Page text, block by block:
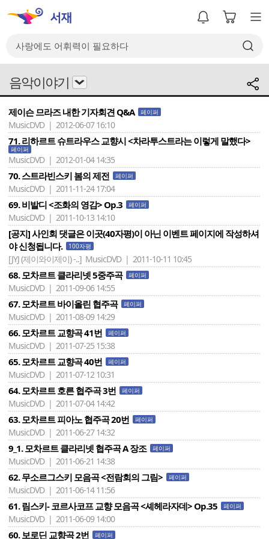
음악이야기
제이슨 므라즈 내한 기자회견 Q&A 페이퍼
MusicDVD | 2012-06-07 16:10
71. 리하르트 슈트라우스 교향시 <차라투스트라는 이렇게 말했다>
페이퍼
MusicDVD | 2012-01-04 14:35
70. 스트라빈스키 봄의 제전 페이퍼
MusicDVD | 2011-11-24 17:04
69. 비발디 <조화의 영감> Op.3 페이퍼
MusicDVD | 2011-10-13 14:10
[공지] 사인회 댓글은 이곳(40자평)이 아닌 이벤트 페이지에 작성하셔
야 신청됩니다.
100자평
[JYJ (제이와이제이) -..] MusicDVD | 2011-10-11 10:45
68. 모차르트 클라리넷 5중주곡 페이퍼
MusicDVD | 2011-09-06 14:55
67. 모차르트 바이올린 협주곡 페이퍼
MusicDVD | 2011-08-09 14:29
66. 모차르트 교향곡 41번 페이퍼
MusicDVD | 2011-07-25 15:38
65. 모차르트 교향곡 40번 페이퍼
MusicDVD | 2011-07-12 10:31
64. 모차르트 호른 협주곡 3번 페이퍼
MusicDVD | 2011-07-04 14:42
63. 모차르트 피아노 협주곡 20번 페이퍼
MusicDVD | 2011-06-27 14:32
9_1. 모차르트 클라리넷 협주곡 A 장조 페이퍼
MusicDVD | 2011-06-21 14:38
62. 무소르그스키 모음곡 <전람회의 그림> 페이퍼
MusicDVD | 2011-06-14 11:56
61. 림스키- 코르사코프 교향 모음곡 <셰헤라자데> Op.35 페이퍼
MusicDVD | 2011-06-09 14:00
60. 보로딘 교향곡 2번 페이퍼